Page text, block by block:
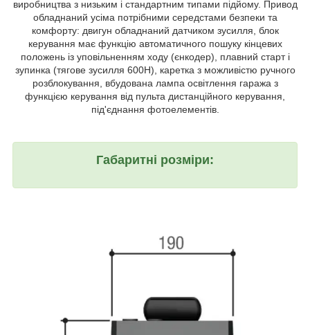
виробництва з низьким і стандартним типами підйому. Привод
обладнаний усіма потрібними середстами безпеки та
комфорту: двигун обладнаний датчиком зусилля, блок
керування має функцію автоматичного пошуку кінцевих
положень із уповільненням ходу (єнкодер), плавний старт і
зупинка (тягове зусилля 600Н), каретка з можливістю ручного
розблокування, вбудована лампа освітлення гаража з
функцією керування від пульта дистанційного керування,
під'єднання фотоелементів.
Габаритні розміри: